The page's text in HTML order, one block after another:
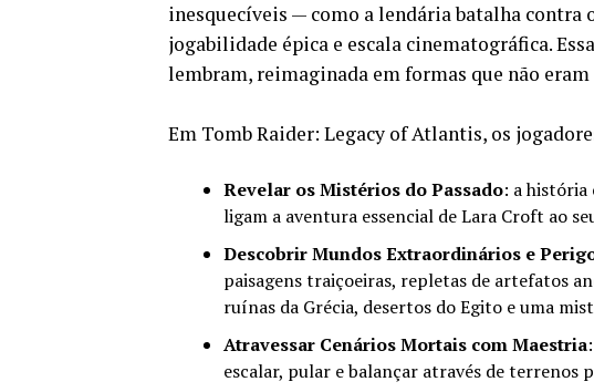
inesquecíveis — como a lendária batalha contra
jogabilidade épica e escala cinematográfica.
lembram, reimaginada em formas que não
Em Tomb Raider: Legacy of Atlantis, os
Revelar os Mistérios do Passado: a história
ligam a aventura essencial de Lara Croft ao
Descobrir Mundos Extraordinários e
paisagens traiçoeiras, repletas de artefatos
ruínas da Grécia, desertos do Egito e uma
Atravessar Cenários Mortais com Maestria
escalar, pular e balançar através de terrenos